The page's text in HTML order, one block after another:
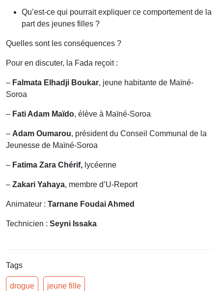
Qu’est-ce qui pourrait expliquer ce comportement de la
part des jeunes filles ?
Quelles sont les conséquences ?
Pour en discuter, la Fada reçoit :
– Falmata Elhadji Boukar, jeune habitante de Maïné-
Soroa
– Fati Adam Maïdo, élève à Maïné-Soroa
– Adam Oumarou, président du Conseil Communal de la
Jeunesse de Maïné-Soroa
– Fatima Zara Chérif, lycéenne
– Zakari Yahaya, membre d’U-Report
Animateur : Tarnane Foudai Ahmed
Technicien : Seyni Issaka
Tags
drogue jeune fille